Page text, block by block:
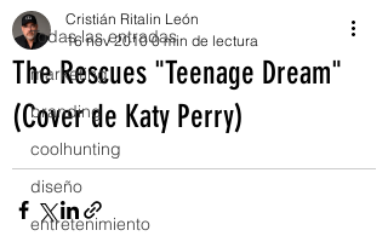
Todas las entradas
marketing
branding
coolhunting
diseño
entretenimiento
The Rescues "Teenage Dream"
(Cover de Katy Perry)
Cristián Ritalin León
16 nov 2010 0 min de lectura